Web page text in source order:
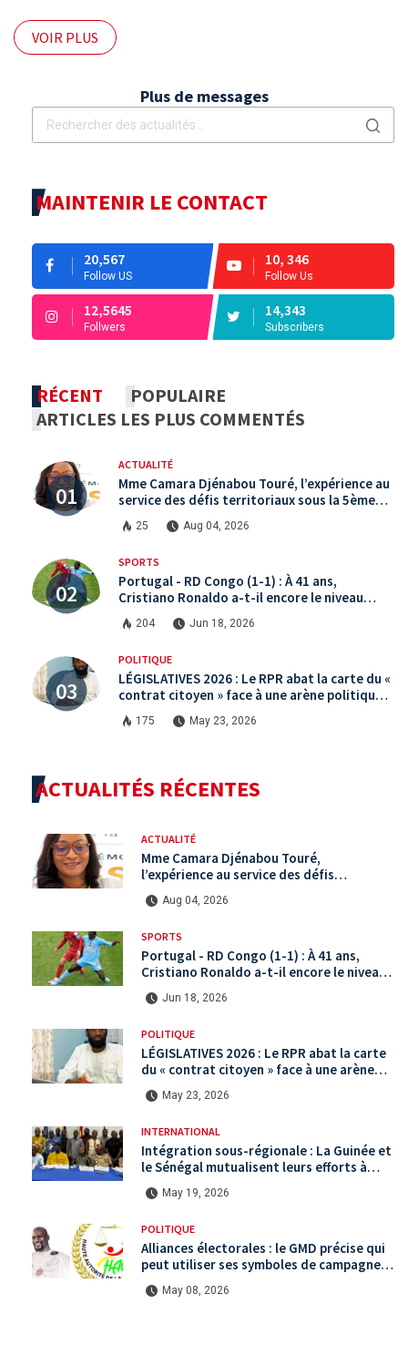
VOIR PLUS
Plus de messages
MAINTENIR LE CONTACT
20,567
Follow US
10, 346
Follow Us
12,5645
Follwers
14,343
Subscribers
RÉCENT
POPULAIRE
ARTICLES LES PLUS COMMENTÉS
ACTUALITÉ
Mme Camara Djénabou Touré, l’expérience au
service des défis territoriaux sous la 5ème
République
25 Aug 04, 2026
SPORTS
Portugal - RD Congo (1-1) : À 41 ans,
Cristiano Ronaldo a-t-il encore le niveau
international ?
204 Jun 18, 2026
POLITIQUE
LÉGISLATIVES 2026 : Le RPR abat la carte du «
contrat citoyen » face à une arène politique
saturée.
175 May 23, 2026
ACTUALITÉS RÉCENTES
ACTUALITÉ
Mme Camara Djénabou Touré,
l’expérience au service des défis
territoriaux sous la 5ème République
Aug 04, 2026
SPORTS
Portugal - RD Congo (1-1) : À 41 ans,
Cristiano Ronaldo a-t-il encore le niveau
international ?
Jun 18, 2026
POLITIQUE
LÉGISLATIVES 2026 : Le RPR abat la carte
du « contrat citoyen » face à une arène
politique saturée.
May 23, 2026
INTERNATIONAL
Intégration sous-régionale : La Guinée et
le Sénégal mutualisent leurs efforts à
Koundara via le programme RéZo
May 19, 2026
POLITIQUE
Alliances électorales : le GMD précise qui
peut utiliser ses symboles de campagne
avant le scrutin du 31 mai
May 08, 2026